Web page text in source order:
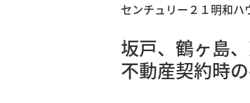
センチュリー２１明和ハ
坂戸、鶴ヶ島
不動産契約時